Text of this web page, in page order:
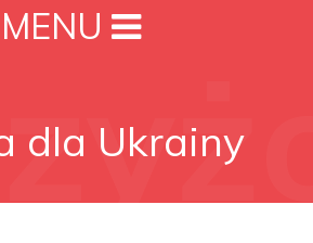
MENU
dla Ukrainy